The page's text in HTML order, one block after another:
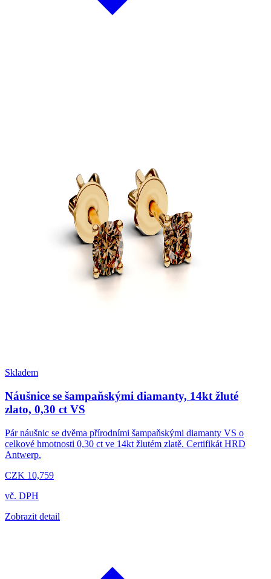
Skladem
Náušnice se šampaňskými diamanty, 14kt žluté
zlato, 0,30 ct VS
Pár náušnic se dvěma přírodními šampaňskými diamanty VS o
celkové hmotnosti 0,30 ct ve 14kt žlutém zlatě. Certifikát HRD
Antwerp.
CZK 10,759
vč. DPH
Zobrazit detail